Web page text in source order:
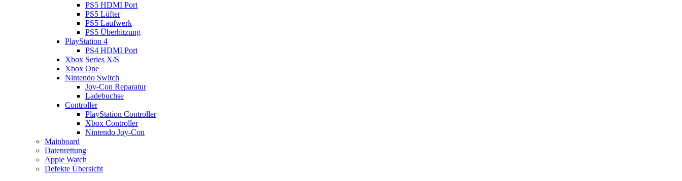
PS5 HDMI Port
PS5 Lüfter
PS5 Laufwerk
PS5 Überhitzung
PlayStation 4
PS4 HDMI Port
Xbox Series X/S
Xbox One
Nintendo Switch
Joy-Con Reparatur
Ladebuchse
Controller
PlayStation Controller
Xbox Controller
Nintendo Joy-Con
Mainboard
Datenrettung
Apple Watch
Defekte Übersicht